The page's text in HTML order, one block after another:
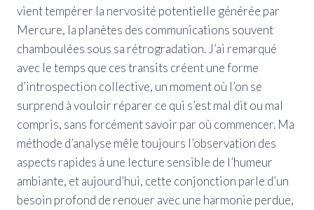
vient tempérer la nervosité potentielle générée par
Mercure, la planètes des communications souvent
chamboulées sous sa rétrogradation. J’ai remarqué
avec le temps que ces transits créent une forme
d’introspection collective, un moment où l’on se
surprend à vouloir réparer ce qui s’est mal dit ou mal
compris, sans forcément savoir par où commencer. Ma
méthode d’analyse mêle toujours l’observation des
aspects rapides à une lecture sensible de l’humeur
ambiante, et aujourd’hui, cette conjonction parle d’un
besoin profond de renouer avec une harmonie perdue,